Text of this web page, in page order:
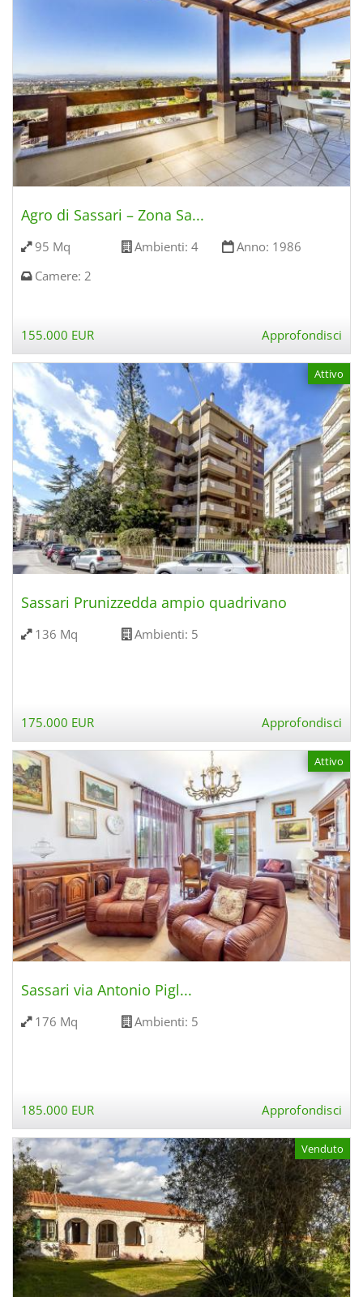
Agro di Sassari – Zona Sa...
95 Mq Ambienti: 4 Anno: 1986
Camere: 2
155.000 EUR Approfondisci
Attivo
Sassari Prunizzedda ampio quadrivano
136 Mq Ambienti: 5
175.000 EUR Approfondisci
Attivo
Sassari via Antonio Pigl...
176 Mq Ambienti: 5
185.000 EUR Approfondisci
Venduto